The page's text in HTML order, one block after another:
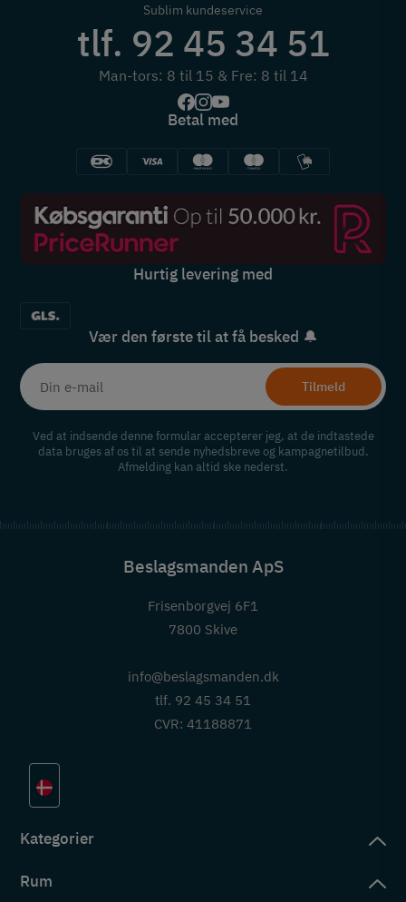
Sublim kundeservice
tlf. 92 45 34 51
Man-tors: 8 til 15 & Fre: 8 til 14
Betal med
Hurtig levering med
Vær den første til at få besked 🔔
Tilmeld
Ved at indsende denne formular accepterer jeg, at de indtastede
data bruges af os til at sende nyhedsbreve og kampagnetilbud.
Afmelding kan altid ske nederst.
Beslagsmanden ApS
Frisenborgvej 6F1
7800 Skive
info@beslagsmanden.dk
tlf. 92 45 34 51
CVR: 41188871
Kategorier
Rum